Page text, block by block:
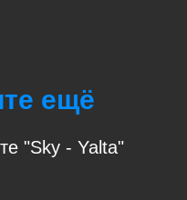
ещё
"Sky - Yalta"